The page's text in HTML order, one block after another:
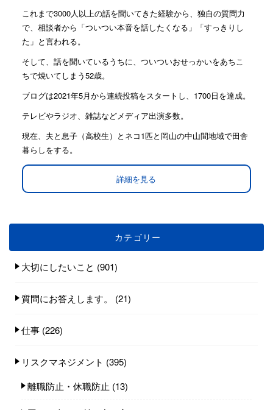
これまで3000人以上の話を聞いてきた経験から、独自の質問力
で、相談者から「ついつい本音を話したくなる」「すっきりし
た」と言われる。
そして、話を聞いているうちに、ついついおせっかいをあちこ
ちで焼いてしまう52歳。
ブログは2021年5月から連続投稿をスタートし、1700日を達成。
テレビやラジオ、雑誌などメディア出演多数。
現在、夫と息子（高校生）とネコ1匹と岡山の中山間地域で田舎
暮らしをする。
詳細を見る
カテゴリー
大切にしたいこと (901)
質問にお答えします。 (21)
仕事 (226)
リスクマネジメント (395)
離職防止・休職防止 (13)